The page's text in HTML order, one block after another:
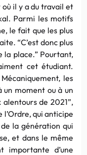
il y a du travail et
Parmi les motifs
le fait que les plus
“C’est donc plus
la place.” Pourtant,
cet étudiant.
les
moment ou à un
alentours de 2021”,
l’Ordre, qui anticipe
la génération qui
et dans le même
importante d’une